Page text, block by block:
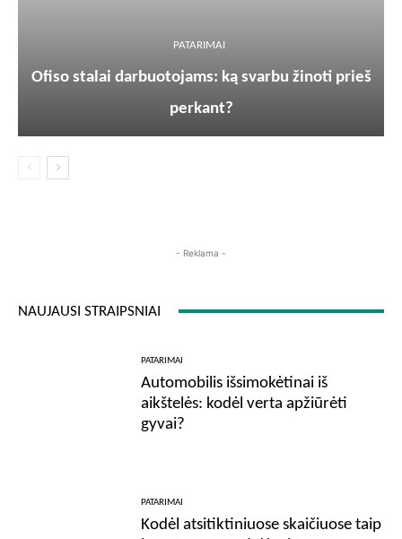
PATARIMAI
Ofiso stalai darbuotojams: ką svarbu žinoti prieš
perkant?
- Reklama -
NAUJAUSI STRAIPSNIAI
PATARIMAI
Automobilis išsimokėtinai iš
aikštelės: kodėl verta apžiūrėti
gyvai?
PATARIMAI
Kodėl atsitiktiniuose skaičiuose taip